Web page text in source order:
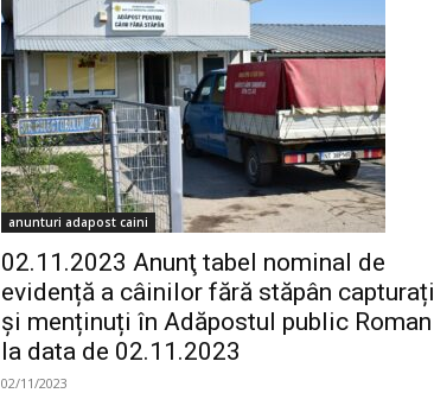
anunturi adapost caini
02.11.2023 Anunţ tabel nominal de
evidență a câinilor fără stăpân capturați
și menținuți în Adăpostul public Roman
la data de 02.11.2023
02/11/2023